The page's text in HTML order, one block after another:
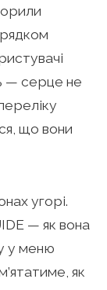
— серце не
що вони
угорі.
— як вона
у меню
як